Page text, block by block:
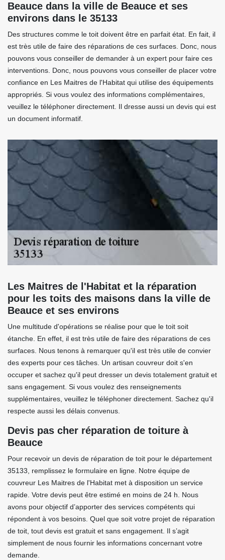
Beauce dans la ville de Beauce et ses
environs dans le 35133
Des structures comme le toit doivent être en parfait état. En fait, il
est très utile de faire des réparations de ces surfaces. Donc, nous
pouvons vous conseiller de demander à un expert pour faire ces
interventions. Donc, nous pouvons vous conseiller de placer votre
confiance en Les Maitres de l'Habitat qui utilise des équipements
appropriés. Si vous voulez des informations complémentaires,
veuillez le téléphoner directement. Il dresse aussi un devis qui est
un document informatif.
Les Maitres de l'Habitat et la réparation
pour les toits des maisons dans la ville de
Beauce et ses environs
Une multitude d'opérations se réalise pour que le toit soit
étanche. En effet, il est très utile de faire des réparations de ces
surfaces. Nous tenons à remarquer qu'il est très utile de convier
des experts pour ces tâches. Un artisan couvreur doit s'en
occuper et sachez qu'il peut dresser un devis totalement gratuit et
sans engagement. Si vous voulez des renseignements
supplémentaires, veuillez le téléphoner directement. Sachez qu'il
respecte aussi les délais convenus.
Devis pas cher réparation de toiture à
Beauce
Pour recevoir un devis de réparation de toit pour le département
35133, remplissez le formulaire en ligne. Notre équipe de
couvreur Les Maitres de l'Habitat met à disposition un service
rapide. Votre devis peut être estimé en moins de 24 h. Nous
avons pour objectif d’apporter des services compétents qui
répondent à vos besoins. Quel que soit votre projet de réparation
de toit, tout devis est gratuit et sans engagement. Il s’agit
simplement de nous fournir les informations concernant votre
demande.